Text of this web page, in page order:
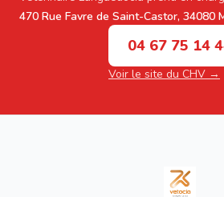
470 Rue Favre de Saint-Castor, 34080
04 67 75 14
Voir le site du CHV →